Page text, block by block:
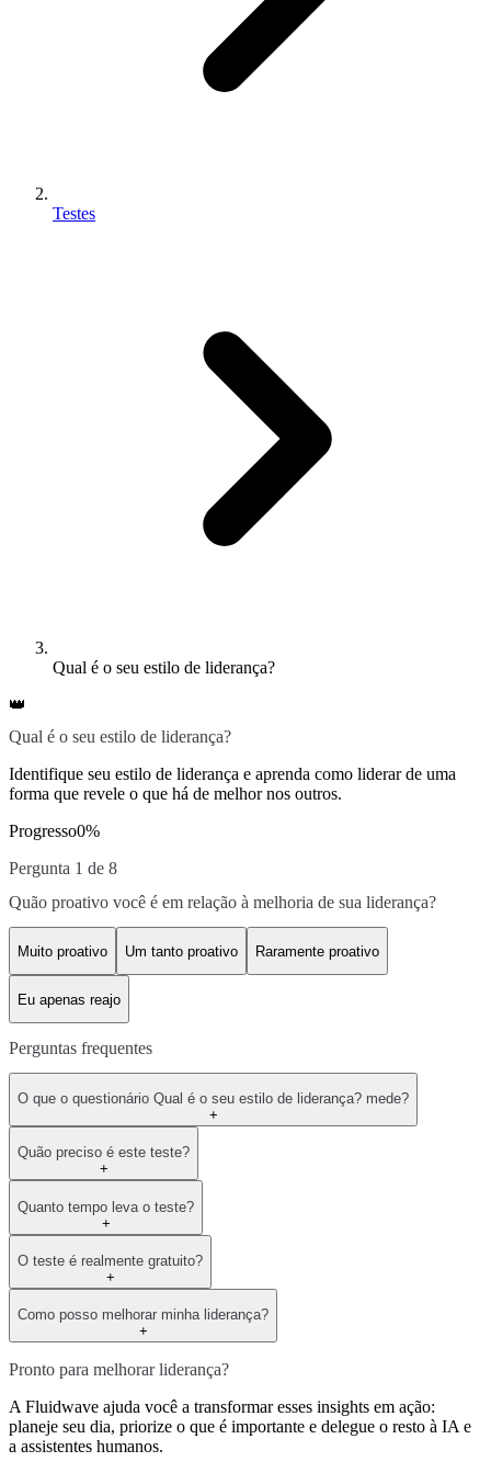
Testes
Qual é o seu estilo de liderança?
👑
Qual é o seu estilo de liderança?
Identifique seu estilo de liderança e aprenda como liderar de uma
forma que revele o que há de melhor nos outros.
Progresso0%
Pergunta 1 de 8
Quão proativo você é em relação à melhoria de sua liderança?
Muito proativo Um tanto proativo Raramente proativo
Eu apenas reajo
Perguntas frequentes
O que o questionário Qual é o seu estilo de liderança? mede?
+
Quão preciso é este teste?
+
Quanto tempo leva o teste?
+
O teste é realmente gratuito?
+
Como posso melhorar minha liderança?
+
Pronto para melhorar liderança?
A Fluidwave ajuda você a transformar esses insights em ação:
planeje seu dia, priorize o que é importante e delegue o resto à IA e
a assistentes humanos.